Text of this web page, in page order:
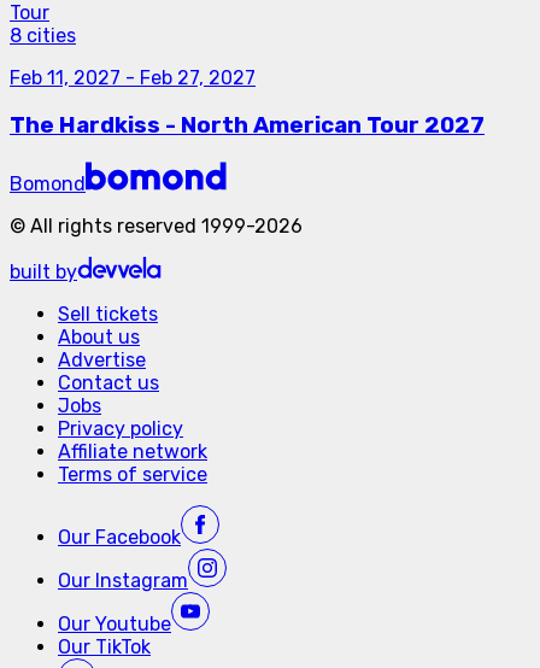
Tour
8 cities
Feb 11, 2027 - Feb 27, 2027
The Hardkiss - North American Tour 2027
Bomond
© All rights reserved 1999-2026
built by
Sell tickets
About us
Advertise
Contact us
Jobs
Privacy policy
Affiliate network
Terms of service
Our Facebook
Our Instagram
Our Youtube
Our TikTok